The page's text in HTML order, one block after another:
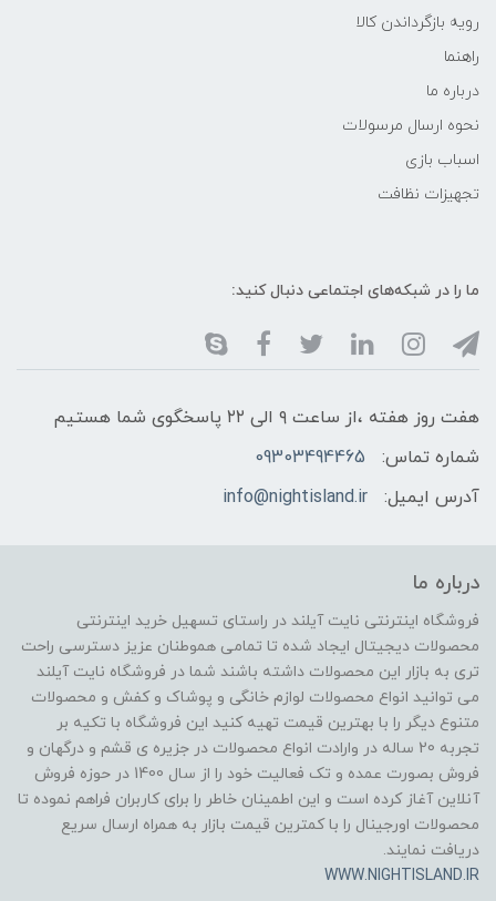
رویه بازگرداندن کالا
راهنما
درباره ما
نحوه ارسال مرسولات
اسباب بازی
تجهیزات نظافت
ما را در شبکه‌های اجتماعی دنبال کنید:
هفت روز هفته ،از ساعت ۹ الی ۲۲ پاسخگوی شما هستیم
شماره تماس:
09303494465
آدرس ایمیل:
info@nightisland.ir
درباره ما
فروشگاه اینترنتی نایت آیلند در راستای تسهیل خرید اینترنتی
محصولات دیجیتال ایجاد شده تا تمامی هموطنان عزیز دسترسی راحت
تری به بازار این محصولات داشته باشند شما در فروشگاه نایت آیلند
می توانید انواع محصولات لوازم خانگی و پوشاک و کفش و محصولات
متنوع دیگر را با بهترین قیمت تهیه کنید این فروشگاه با تکیه بر
تجربه 20 ساله در وارادت انواع محصولات در جزیره ی قشم و درگهان و
فروش بصورت عمده و تک فعالیت خود را از سال 1400 در حوزه فروش
آنلاین آغاز کرده است و این اطمینان خاطر را برای کاربران فراهم نموده تا
محصولات اورجینال را با کمترین قیمت بازار به همراه ارسال سریع
دریافت نمایند.
WWW.NIGHTISLAND.IR